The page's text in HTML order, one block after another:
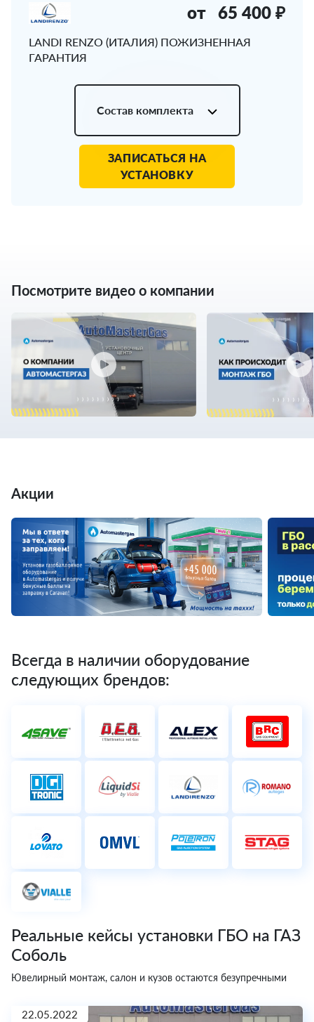
LANDI RENZO (ИТАЛИЯ) ПОЖИЗНЕННАЯ
ГАРАНТИЯ
от 65 400 ₽
Состав комплекта
ЗАПИСАТЬСЯ НА
УСТАНОВКУ
Посмотрите видео о компании
Акции
Всегда в наличии оборудование
следующих брендов:
Реальные кейсы установки ГБО на ГАЗ
Соболь
Ювелирный монтаж, салон и кузов остаются безупречными
22.05.2022